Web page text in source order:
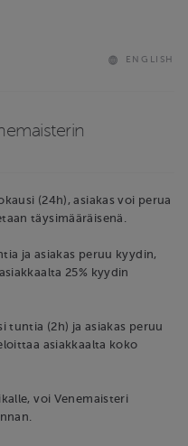
ENGLISH
(24h), asiakas voi perua
täysimääräisenä.
ja asiakas peruu kyydin,
25% kyydin
tuntia (2h) ja asiakas peruu
asiakkaalta koko
voi Venemaisteri